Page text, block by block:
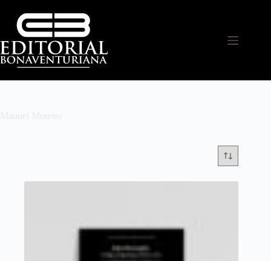
Manuel Moreno